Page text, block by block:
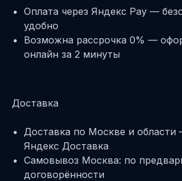
Оплата через Яндекс Pay —
удобно
Возможна рассрочка 0% —
онлайн за 2 минуты
Доставка
Доставка по Москве и области
Яндекс Доставка
Самовывоз Москва: по
договорённости